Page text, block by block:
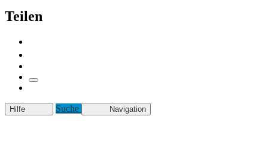
Teilen
Hilfe Suche Navigation